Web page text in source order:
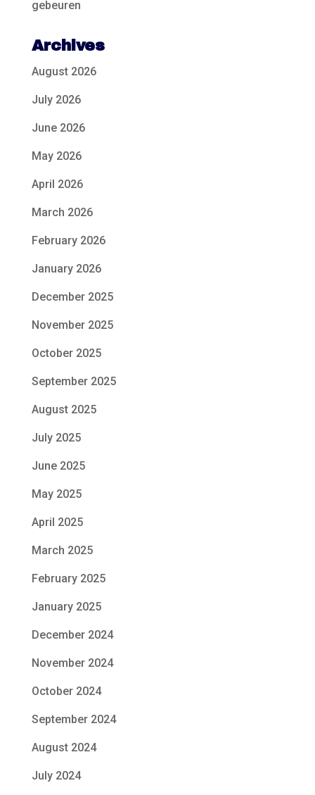
gebeuren
Archives
August 2026
July 2026
June 2026
May 2026
April 2026
March 2026
February 2026
January 2026
December 2025
November 2025
October 2025
September 2025
August 2025
July 2025
June 2025
May 2025
April 2025
March 2025
February 2025
January 2025
December 2024
November 2024
October 2024
September 2024
August 2024
July 2024